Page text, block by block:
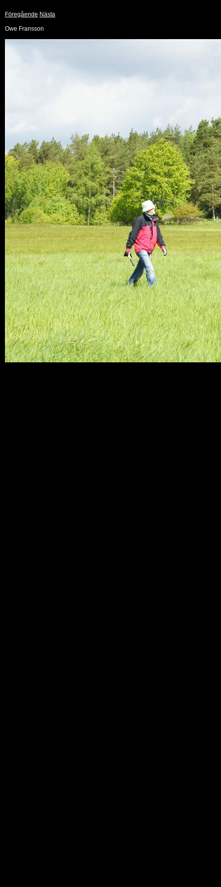
Föregående Nästa
Owe Fransson